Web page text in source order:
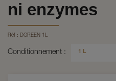
ni enzymes
Réf : DGREEN 1L
Conditionnement 1 L